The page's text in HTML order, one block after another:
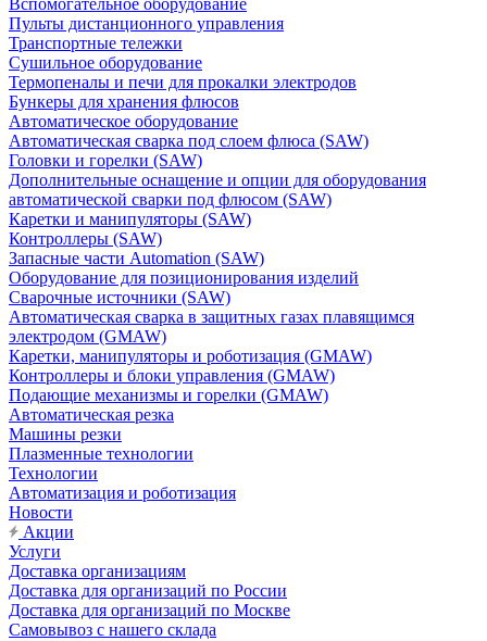
Вспомогательное оборудование
Пульты дистанционного управления
Транспортные тележки
Сушильное оборудование
Термопеналы и печи для прокалки электродов
Бункеры для хранения флюсов
Автоматическое оборудование
Автоматическая сварка под слоем флюса (SAW)
Головки и горелки (SAW)
Дополнительные оснащение и опции для оборудования
автоматической сварки под флюсом (SAW)
Каретки и манипуляторы (SAW)
Контроллеры (SAW)
Запасные части Automation (SAW)
Оборудование для позиционирования изделий
Сварочные источники (SAW)
Автоматическая сварка в защитных газах плавящимся
электродом (GMAW)
Каретки, манипуляторы и роботизация (GMAW)
Контроллеры и блоки управления (GMAW)
Подающие механизмы и горелки (GMAW)
Автоматическая резка
Машины резки
Плазменные технологии
Технологии
Автоматизация и роботизация
Новости
Акции
Услуги
Доставка организациям
Доставка для организаций по России
Доставка для организаций по Москве
Самовывоз с нашего склада